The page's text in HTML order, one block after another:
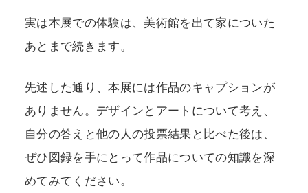
実は本展での体験は、美術館を出て家についた
あとまで続きます。
先述した通り、本展には作品のキャプションが
ありません。デザインとアートについて考え、
自分の答えと他の人の投票結果と比べた後は、
ぜひ図録を手にとって作品についての知識を深
めてみてください。